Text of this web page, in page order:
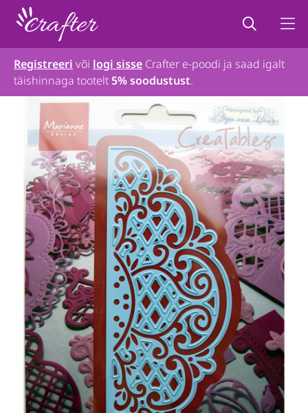
Registreeri või logi sisse Crafter e-poodi ja saad igalt
täishinnaga tootelt5% soodustust.